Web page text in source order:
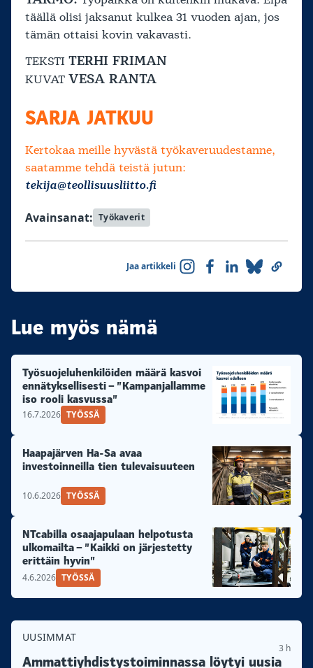
täällä olisi jaksanut kulkea 31 vuoden ajan, jos
tämän ottaisi kovin vakavasti.
TEKSTI TERHI FRIMAN
KUVAT VESA RANTA
SARJA JATKUU
Kertokaa meille hyvästä työkaveruudestanne,
saatamme tehdä teistä jutun:
tekija@teollisuusliitto.fi
Avainsanat: Työkaverit
Jaa artikkeli
Lue myös nämä
Työsuojeluhenkilöiden määrä kasvoi
ennätyksellisesti – ”Kampanjallamme
iso rooli kasvussa”
16.7.2026 TYÖSSÄ
Haapajärven Ha-Sa avaa
investoinneilla tien tulevaisuuteen
10.6.2026 TYÖSSÄ
NTcabilla osaajapulaan helpotusta
ulkomailta – ”Kaikki on järjestetty
erittäin hyvin”
4.6.2026 TYÖSSÄ
UUSIMMAT
3 h
Ammattiyhdistys­toiminnassa löytyi uusia